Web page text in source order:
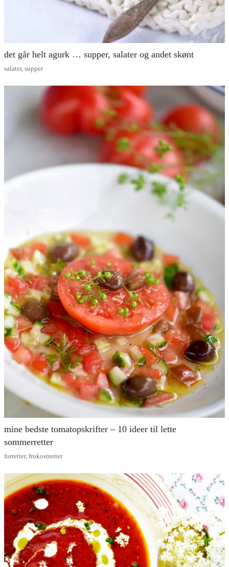
det går helt agurk … supper, salater og andet skønt
salater, supper
mine bedste tomatopskrifter – 10 ideer til lette
sommerretter
forretter, frokostretter